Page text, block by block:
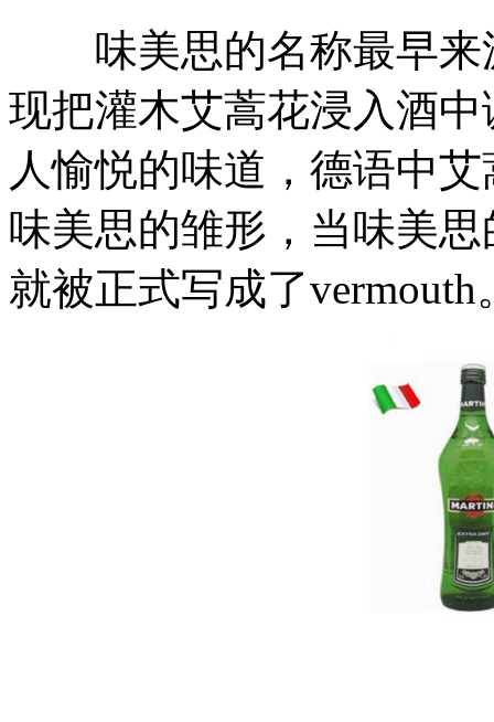
味美思的名称最早来
现把灌木艾蒿花浸入酒
人愉悦的味道，德语中
味美思的雏形，当味美
就被正式写成了vermouth